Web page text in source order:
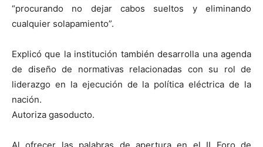
“procurando no dejar cabos sueltos y eliminando
cualquier solapamiento”.
Explicó que la institución también desarrolla una agenda
de diseño de normativas relacionadas con su rol de
liderazgo en la ejecución de la política eléctrica de la
nación.
Autoriza gasoducto.